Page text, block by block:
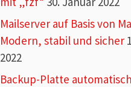
Mailserver auf Basis von
Modern, stabil und sicher
2022
Backup-Platte